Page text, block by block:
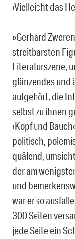
›Vielleicht das
»Gerhard
streitbarsten
Literaturszene,
glänzendes und
aufgehört, die
selbst zu ihnen
›Kopf und
politisch,
quälend,
der am
und
war er so
300 Seiten
jede Seite ein